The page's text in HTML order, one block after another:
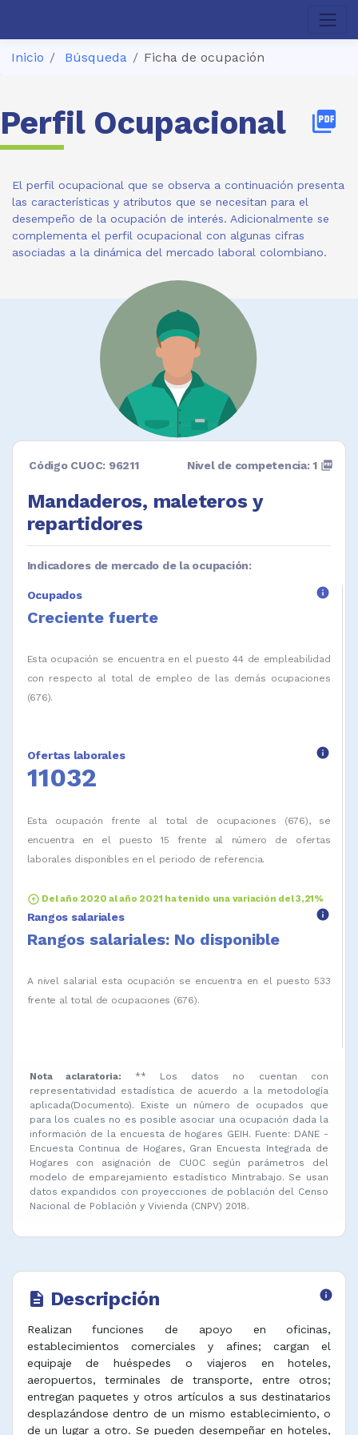
Inicio Búsqueda Ficha de ocupación
Perfil Ocupacional picture_as_pdf
El perfil ocupacional que se observa a continuación presenta
las características y atributos que se necesitan para el
desempeño de la ocupación de interés. Adicionalmente se
complementa el perfil ocupacional con algunas cifras
asociadas a la dinámica del mercado laboral colombiano.
Código CUOC: 96211
Mandaderos, maleteros y
repartidores
Nivel de competencia: 1 picture_as_pdf
Indicadores de mercado de la ocupación:
Ocupados info
Creciente fuerte
Esta ocupación se encuentra en el puesto 44 de empleabilidad
con respecto al total de empleo de las demás ocupaciones
(676).
Ofertas laborales info
11032
Esta ocupación frente al total de ocupaciones (676), se
encuentra en el puesto 15 frente al número de ofertas
laborales disponibles en el periodo de referencia.
arrow_circle_up Del año 2020 al año 2021 ha tenido una variación del 3,21%
Rangos salariales info
Rangos salariales: No disponible
A nivel salarial esta ocupación se encuentra en el puesto 533
frente al total de ocupaciones (676).
Nota aclaratoria:
** Los datos no cuentan con
representatividad estadística de acuerdo a la metodología
aplicada(Documento). Existe un número de ocupados que
para los cuales no es posible asociar una ocupación dada la
información de la encuesta de hogares GEIH. Fuente: DANE -
Encuesta Continua de Hogares, Gran Encuesta Integrada de
Hogares con asignación de CUOC según parámetros del
modelo de emparejamiento estadístico Mintrabajo. Se usan
datos expandidos con proyecciones de población del Censo
Nacional de Población y Vivienda (CNPV) 2018.
description Descripción info
Realizan funciones de apoyo en oficinas,
establecimientos comerciales y afines; cargan el
equipaje de huéspedes o viajeros en hoteles,
aeropuertos, terminales de transporte, entre otros;
entregan paquetes y otros artículos a sus destinatarios
desplazándose dentro de un mismo establecimiento, o
de un lugar a otro. Se pueden desempeñar en hoteles,